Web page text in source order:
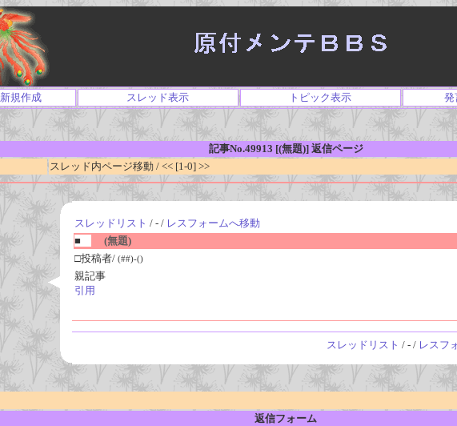
新規作成 スレッド表示 トピック表示 発
記事No.49913 [(無題)] 返信ページ
スレッド内ページ移動 / << [1-0] >>
スレッドリスト / - / レスフォームへ移動
■
(無題)
□投稿者/ (##)-()
親記事
引用
スレッドリスト / - / レスフ
返信フォーム